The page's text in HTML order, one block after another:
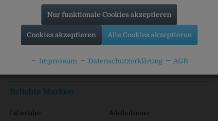
Beliebte Marken
Labertaler
Adelholzener
Nur funktionale Cookies akzeptieren
Cookies akzeptieren Alle Cookies akzeptieren
Impressum Datenschutzerklärung AGB